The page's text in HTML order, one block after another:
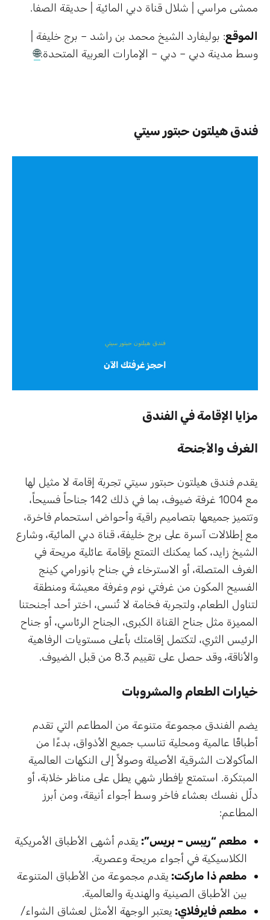
ممشى مراسي | شلال قناة دبي المائية | حديقة الصفا.
الموقع: بوليفارد الشيخ محمد بن راشد – برج خليفة |
وسط مدينة دبي – دبي – الإمارات العربية المتحدة.🌐
فندق هيلتون حبتور سيتي
فندق هيلتون حبتور سيتي
احجز غرفتك الآن
مزايا الإقامة في الفندق
الغرف والأجنحة
يقدم فندق هيلتون حبتور سيتي تجربة إقامة لا مثيل لها
مع 1004 غرفة ضيوف، بما في ذلك 142 جناحاً فسيحاً،
وتتميز جميعها بتصاميم راقية وأحواض استحمام فاخرة،
مع إطلالات آسرة على برج خليفة، قناة دبي المائية، وشارع
الشيخ زايد، كما يمكنك التمتع بإقامة عائلية مريحة في
الغرف المتصلة، أو الاسترخاء في جناح بانورامي كينج
الفسيح المكون من غرفتي نوم وغرفة معيشة ومنطقة
لتناول الطعام، ولتجربة فخامة لا تُنسى، اختر أحد أجنحتنا
المميزة مثل جناح القناة الكبرى، الجناح الرئاسي، أو جناح
الرئيس الثري، لتكتمل إقامتك بأعلى مستويات الرفاهية
والأناقة، وقد حصل على تقييم 8.3 من قبل الضيوف.
خيارات الطعام والمشروبات
يضم الفندق مجموعة متنوعة من المطاعم التي تقدم
أطباقًا عالمية ومحلية تناسب جميع الأذواق، بدءًا من
المأكولات الشرقية الأصيلة وصولاً إلى النكهات العالمية
المبتكرة. استمتع بإفطار شهي يطل على مناظر خلابة، أو
دلّل نفسك بعشاء فاخر وسط أجواء أنيقة، ومن أبرز
المطاعم:
مطعم “ريبس – بريس”: يقدم أشهى الأطباق الأمريكية
الكلاسيكية في أجواء مريحة وعصرية.
مطعم ذا ماركت: يقدم مجموعة من الأطباق المتنوعة
بين الأطباق الصينية والهندية والعالمية.
مطعم فايرفلاي: يعتبر الوجهة الأمثل لعشاق الشواء/